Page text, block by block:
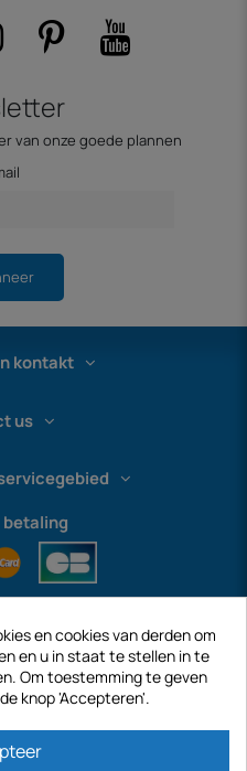
van onze goede plannen
kontakt
us
en cookies van derden om
en u in staat te stellen in te
Om toestemming te geven
knop 'Accepteren'.